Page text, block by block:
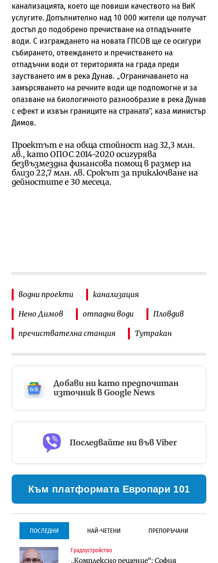
канализацията, което ще повиши качеството на ВиК
услугите. Допълнително над 10 000 жители ще получат
достъп до подобрено пречистване на отпадъчните
води. С изграждането на новата ГПСОВ ще се осигури
събирането, отвеждането и пречистването на
отпадъчни води от територията на града преди
заустването им в река Дунав. „Ограничаването на
замърсяването на речните води ще подпомогне и за
опазване на биологичното разнообразие в река Дунав
с ефект и извън границите на страната", каза министър
Димов.
Проектът е на обща стойност над 32,3 млн.
лв., като ОПОС 2014-2020 осигурява
безвъзмездна финансова помощ в размер на
близо 22,7 млн. лв. Срокът за приключване на
дейностите е 30 месеца.
водни проекти канализация
Нено Димов отпадни води Пловдив
пречиствателна станция Тутракан
Добави ни като предпочитан
източник в Google News
Последвайте ни във Viber
Към платформата Европари 101
ПОСЛЕДНИ НАЙ-ЧЕТЕНИ ПРЕПОРЪЧАНИ
Градоустройство
„Комплексно решение“: София
Градоустройство
Столична община избра
Инфраструктура
Проектирането на тунела под